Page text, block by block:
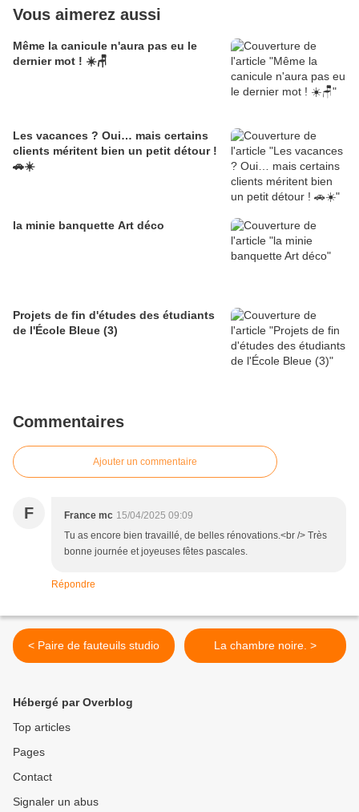
Vous aimerez aussi
Même la canicule n'aura pas eu le
dernier mot ! ☀️🪑
Les vacances ? Oui… mais certains
clients méritent bien un petit détour !
🚗☀️
la minie banquette Art déco
Projets de fin d'études des étudiants
de l'École Bleue (3)
Commentaires
Ajouter un commentaire
F France mc 15/04/2025 09:09
Tu as encore bien travaillé, de belles rénovations.<br /> Très
bonne journée et joyeuses fêtes pascales.
Répondre
< Paire de fauteuils studio La chambre noire. >
Hébergé par Overblog
Top articles
Pages
Contact
Signaler un abus